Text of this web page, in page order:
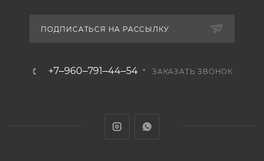
ПОДПИСАТЬСЯ НА РАССЫЛКУ
+7‒960‒791‒44‒54 ЗАКАЗАТЬ ЗВОНОК